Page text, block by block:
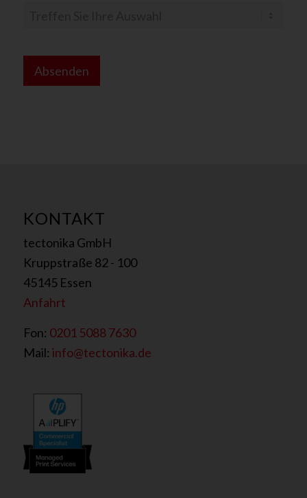
o
e
Absenden
KONTAKT
tectonika GmbH
Kruppstraße 82 - 100
45145 Essen
Anfahrt
Fon: 0201 5088 7630
Mail: info@tectonika.de